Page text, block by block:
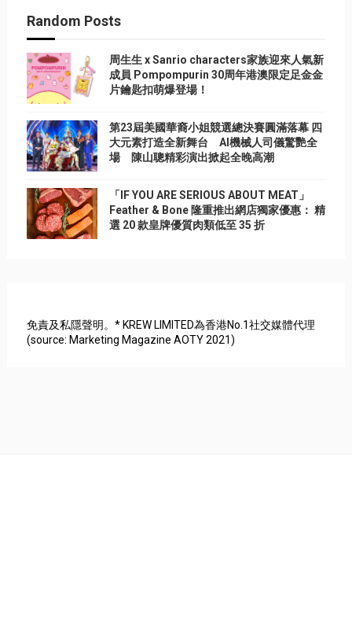
Random Posts
周生生 x Sanrio characters家族迎來人氣新
成員 Pompompurin 30周年港澳限定足金金
片鑰匙扣萌爆登場！
第23屆美國華裔小姐競選總決賽圓滿落幕 四
大元素打造全新舞台 AI機械人司儀驚艷全
場 陳山聰精彩演出掀起全晚高潮
「IF YOU ARE SERIOUS ABOUT MEAT」
Feather & Bone 隆重推出網店獨家優惠： 精
選 20 款皇牌優質肉類低至 35 折
免責及私隱聲明。* KREW LIMITED為香港No.1社交媒體代理
(source: Marketing Magazine AOTY 2021)